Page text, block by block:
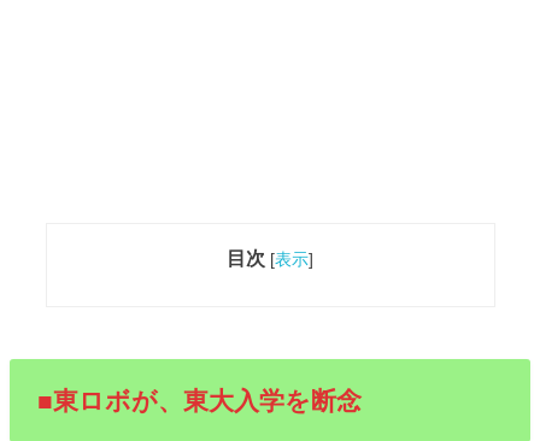
目次 [表示]
■東ロボが、東大入学を断念